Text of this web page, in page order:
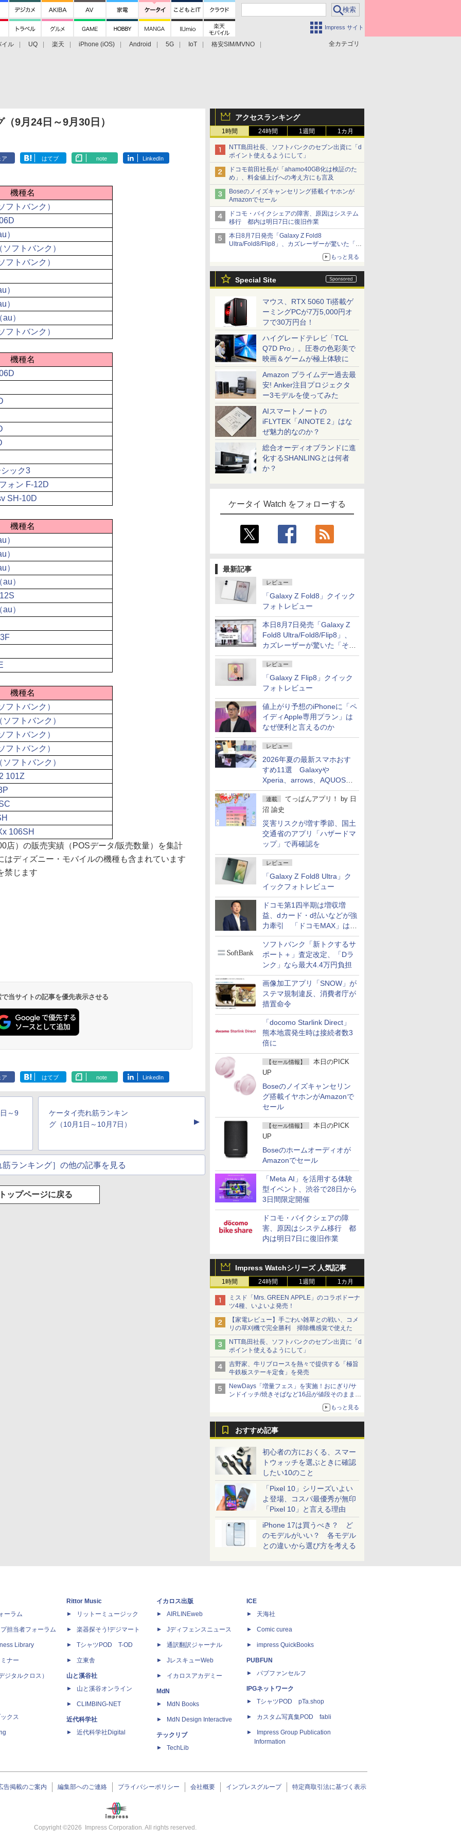
Impress サイト
全カテゴリ
イル UQ 楽天 iPhone (iOS) Android 5G IoT
格安SIM/MVNO
アクセスランキング
1時間 24時間 1週間 1カ月
NTT島田社長、ソフトバンクのセブン出資に「d
ポイント使えるようにして」
ドコモ前田社長が「ahamo40GB化は検証のた
め」、料金値上げへの考え方にも言及
Boseのノイズキャンセリング搭載イヤホンが
Amazonでセール
ドコモ・バイクシェアの障害、原因はシステム
移行 都内は明日7日に復旧作業
本日8月7日発売「Galaxy Z Fold8
Ultra/Fold8/Flip8」、カズレーザーが驚いた「そ
もっと見る
Special Site
マウス、RTX 5060 Ti搭載ゲ
ーミングPCが7万5,000円オ
フで30万円台！
ハイグレードテレビ「TCL
Q7D Pro」。圧巻の色彩美で
映画＆ゲームが極上体験に
Amazon プライムデー過去最
安! Anker注目プロジェクタ
ー3モデルを使ってみた
AIスマートノートの
iFLYTEK「AINOTE 2」はな
ぜ魅力的なのか？
総合オーディオブランドに進
化するSHANLINGとは何者
か？
ケータイ Watch をフォローする
最新記事
レビュー
「Galaxy Z Fold8」クイック
フォトレビュー
本日8月7日発売「Galaxy Z
Fold8 Ultra/Fold8/Flip8」、
カズレーザーが驚いた「そば
屋のメニュー並みの薄さ」
レビュー
「Galaxy Z Flip8」クイック
フォトレビュー
値上がり予想のiPhoneに「ペ
イディApple専用プラン」は
なぜ便利と言えるのか
レビュー
2026年夏の最新スマホおす
すめ11選 Galaxyや
Xperia、arrows、AQUOSな
ど注目機種の特徴は
連載 てっぱんアプリ！ by 日
沼 諭史
災害リスクが増す季節、国土
交通省のアプリ「ハザードマ
ップ」で再確認を
レビュー
「Galaxy Z Fold8 Ultra」ク
イックフォトレビュー
ドコモ第1四半期は増収増
益、dカード・d払いなどが強
力牽引 「ドコモMAX」は
400万契約突破
ソフトバンク「新トクするサ
ポート＋」査定改定、「Dラ
ンク」なら最大4.4万円負担
画像加工アプリ「SNOW」が
ステマ規制違反、消費者庁が
措置命令
「docomo Starlink Direct」
熊本地震発生時は接続者数3
倍に
【セール情報】
本日のPICK
UP
Boseのノイズキャンセリン
グ搭載イヤホンがAmazonで
セール
【セール情報】
本日のPICK
UP
Boseのホームオーディオが
Amazonでセール
「Meta AI」を活用する体験
型イベント、渋谷で28日から
3日間限定開催
ドコモ・バイクシェアの障
害、原因はシステム移行 都
内は明日7日に復旧作業
Impress Watchシリーズ 人気記事
1時間 24時間 1週間 1カ月
ミスド「Mrs. GREEN APPLE」のコラボドーナ
ツ4種、いよいよ発売！
【家電レビュー】手ごわい雑草との戦い、コメ
リの草刈機で完全勝利 掃除機感覚で使えた
NTT島田社長、ソフトバンクのセブン出資に「d
ポイント使えるようにして」
吉野家、牛リブロースを熱々で提供する「極旨
牛鉄板ステーキ定食」を発売
NewDays「増量フェス」を実施！おにぎり/サ
ンドイッチ/焼きそばなど16品が値段そのままで
もっと見る
おすすめ記事
初心者の方におくる、スマー
トウォッチを選ぶときに確認
したい10のこと
「Pixel 10」シリーズいよい
よ登場、コスパ最優秀が無印
「Pixel 10」と言える理由
iPhone 17は買うべき？ ど
のモデルがいい？ 各モデル
との違いから選び方を考える
9月24日～9月30日）
ア はてブ note LinkedIn
機種名
フトバンク）
）
フトバンク）
フトバンク）
）
）
）
フトバンク）
機種名
ック3
ォン F-12D
SH-10D
機種名
）
）
）
）
）
機種名
フトバンク）
フトバンク）
フトバンク）
フトバンク）
フトバンク）
101Z
106SH
店）の販売実績（POSデータ/販売数量）を集計
ディズニー・モバイルの機種も含まれています
禁じます
当サイトの記事を優先表示させる
ア はてブ note LinkedIn
～9
ケータイ売れ筋ランキン
グ（10月1日～10月7日）
▲
筋ランキング］の他の記事を見る
トップページに戻る
ーラム
担当者フォーラム
Library
ナー
ジタルクロス）
クス
Rittor Music
リットーミュージック
楽器探そう!デジマート
TシャツPOD T-OD
立東舎
山と溪谷社
山と溪谷オンライン
CLIMBING-NET
近代科学社
近代科学社Digital
イカロス出版
AIRLINEweb
Jディフェンスニュース
通訳翻訳ジャーナル
JレスキューWeb
イカロスアカデミー
MdN
MdN Books
MdN Design Interactive
テックリブ
TechLib
ICE
天海社
Comic curea
impress QuickBooks
PUBFUN
パブファンセルフ
IPGネットワーク
TシャツPOD pTa.shop
カスタム写真集POD fabli
Impress Group Publication
Information
告掲載のご案内 編集部へのご連絡 プライバシーポリシー 会社概要 インプレスグループ 特定商取引法に基づく表示
Copyright ©2026 Impress Corporation. All rights reserved.